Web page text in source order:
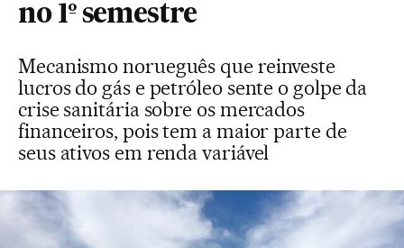
no 1º semestre
Mecanismo norueguês que reinveste
lucros do gás e petróleo sente o golpe da
crise sanitária sobre os mercados
financeiros, pois tem a maior parte de
seus ativos em renda variável